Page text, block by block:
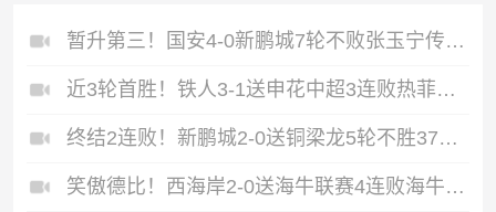
暂升第三！国安4-0新鹏城7轮不败张玉宁传射达万双响法比奥破门
近3轮首胜！铁人3-1送申花中超3连败热菲尼奥双响邦本宜裕传射
终结2连败！新鹏城2-0送铜梁龙5轮不胜37岁姜至鹏破门韦斯利建功
笑傲德比！西海岸2-0送海牛联赛4连败海牛仍垫底西海岸升至第二